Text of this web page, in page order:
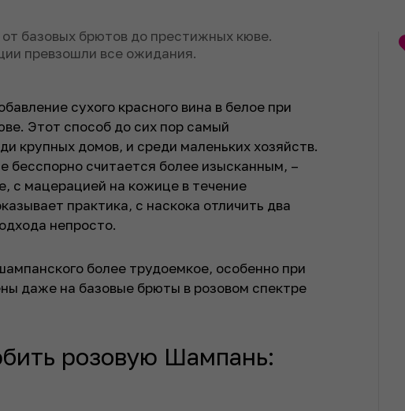
базовых брютов до престижных кюве.
превзошли все ожидания.
сухого красного вина в белое при
Этот способ до сих пор самый
крупных домов, и среди маленьких хозяйств.
бесспорно считается более изысканным, –
с мацерацией на кожице в течение
практика, с наскока отличить два
непросто.
более трудоемкое, особенно при
даже на базовые брюты в розовом спектре
розовую Шампань: